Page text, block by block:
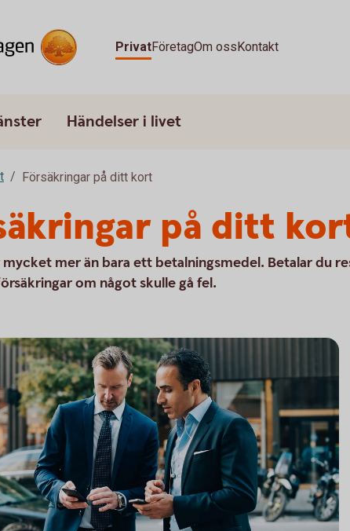
PrivatFöretagOm ossKontakt
Händelser i livet
Försäkringar på ditt kort
på ditt
mer än bara ett betalningsmedel. Betalar du
om något skulle gå fel.